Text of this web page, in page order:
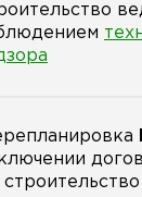
строительство